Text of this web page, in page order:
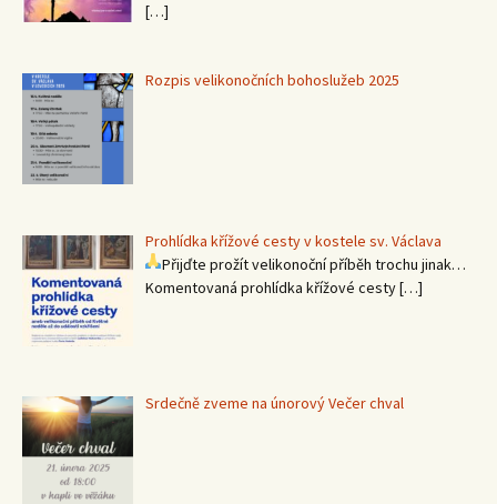
[…]
Rozpis velikonočních bohoslužeb 2025
Prohlídka křížové cesty v kostele sv. Václava
Přijďte prožít velikonoční příběh trochu jinak…
Komentovaná prohlídka křížové cesty[…]
Srdečně zveme na únorový Večer chval